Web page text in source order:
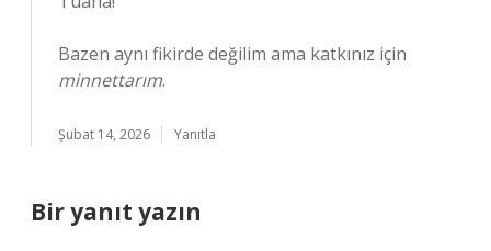
Bazen aynı fikirde değilim ama katkınız için
minnettarım.
Şubat 14, 2026 Yanıtla
Bir yanıt yazın